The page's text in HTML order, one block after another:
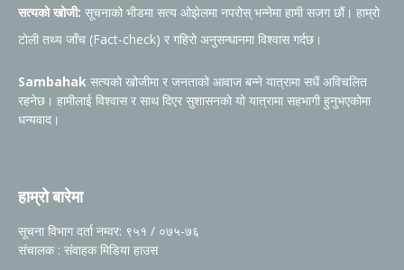
सत्यको खोजी: सूचनाको भीडमा सत्य ओझेलमा नपरोस् भन्नेमा हामी सजग छौं। हाम्रो
टोली तथ्य जाँच (Fact-check) र गहिरो अनुसन्धानमा विश्वास गर्दछ।
Sambahak सत्यको खोजीमा र जनताको आवाज बन्ने यात्रामा सधैं अविचलित
रहनेछ। हामीलाई विश्वास र साथ दिएर सुशासनको यो यात्रामा सहभागी हुनुभएकोमा
धन्यवाद।
हाम्रो बारेमा
सूचना विभाग दर्ता नम्वर: ९५१ / ०७५-७६
संचालक : संवाहक मिडिया हाउस